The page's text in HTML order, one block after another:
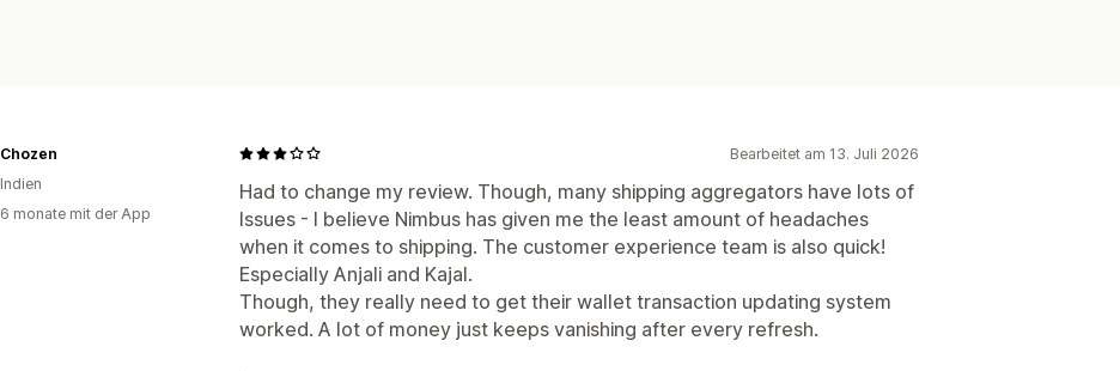
Bearbeitet am 13. Juli 2026
Had to change my review. Though, many shipping aggregators have lots of
Issues - I believe Nimbus has given me the least amount of headaches
when it comes to shipping. The customer experience team is also quick!
Especially Anjali and Kajal.
Though, they really need to get their wallet transaction updating system
worked. A lot of money just keeps vanishing after every refresh.
Chozen
Indien
6 monate mit der App